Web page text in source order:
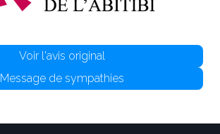
Voir l'avis original
Message de sympathies